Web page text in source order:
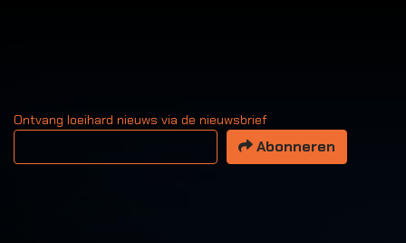
Ontvang loeihard nieuws via de nieuwsbrief
Uw email adres
Abonneren